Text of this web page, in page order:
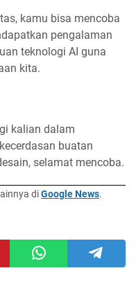
kamu bisa mencoba
pengalaman
teknologi AI guna
kita.
kalian dalam
buatan
selamat mencoba.
diGoogle News.